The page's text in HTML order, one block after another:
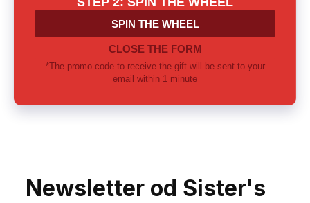
Newsletter od Sister's